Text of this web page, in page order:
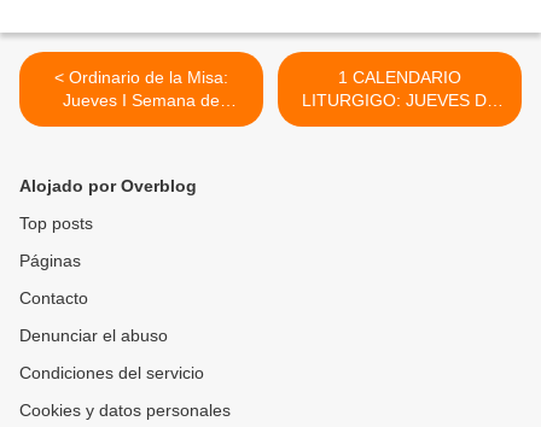
< Ordinario de la Misa:
Jueves I Semana de
Cuaresma. Ciclo B. 01 de
1 CALENDARIO
LITURGIGO: JUEVES DE
LA I SEMANA DE
Alojado por Overblog
Top posts
Páginas
Contacto
Denunciar el abuso
Condiciones del servicio
Cookies y datos personales